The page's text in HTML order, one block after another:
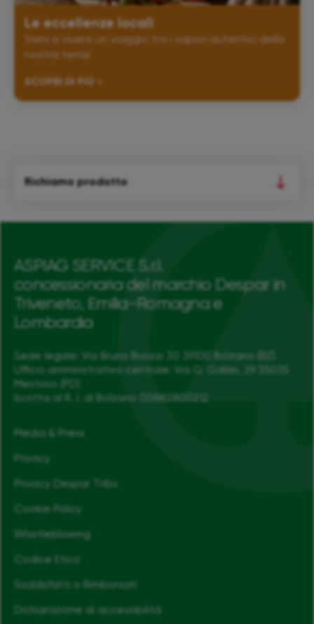
Le eccellenze locali
Vieni a vivere un viaggio tra i sapori autentici della
nostra terra!
SCOPRI DI PIÙ
Richiamo prodotto
ASPIAG SERVICE S.r.l.
concessionaria del marchio Despar in
Triveneto, Emilia-Romagna e
Lombardia
Sede legale: Via Bruno Buozzi 30 39100 Bolzano (BZ)
Ufficio amministrativo centrale: Via G. Galilei, 29 35035
Mestrino (PD)
Iscritta al R. I. di Bolzano 00882800212
Media & Press
Privacy
Privacy Despar Tribù
Cookie Policy
Whistleblowing
Codice Etico
Soddisfatti o Rimborsati
Dichiarazione di accessibilità